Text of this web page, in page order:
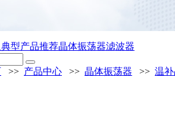
型产品推荐晶体振荡器滤波器
>> 产品中心 >> 晶体振荡器 >> 温